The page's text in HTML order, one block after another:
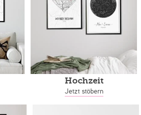
Hochzeit
Jetzt stöbern